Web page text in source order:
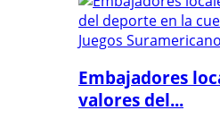
Embajadores
valores del...